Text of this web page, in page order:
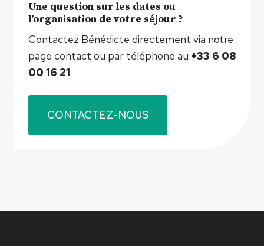
Une question sur les dates ou
l’organisation de votre séjour ?
Contactez Bénédicte directement via notre
page contact ou par téléphone au +33 6 08
00 16 21
CONTACTEZ-NOUS